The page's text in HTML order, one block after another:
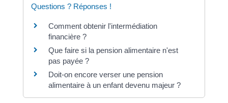
Questions ? Réponses !
Comment obtenir l'intermédiation
financière ?
Que faire si la pension alimentaire n'est
pas payée ?
Doit-on encore verser une pension
alimentaire à un enfant devenu majeur ?